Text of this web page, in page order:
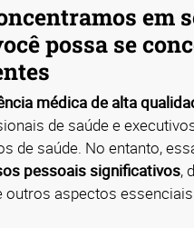
em
possa se
médica de alta
de saúde e
de saúde. No entanto,
pessoais significativos,
outros aspectos